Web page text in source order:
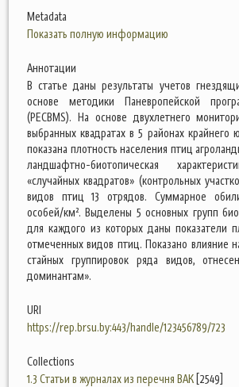
Metadata
Показать полную информацию
Аннотации
В статье даны результаты учетов
основе методики Паневропейской
(PECBMS). На основе двухлетнего
выбранных квадратах в 5 районах крайнего
показана плотность населения птиц
ландшафтно-биотопическая
«случайных квадратов» (контрольных
видов птиц 13 отрядов. Суммарное
особей/км². Выделены 5 основных групп
для каждого из которых даны показатели
отмеченных видов птиц. Показано влияние
стайных группировок ряда видов,
доминантам».
URI
https://rep.brsu.by:443/handle/123456789/723
Collections
1.3 Статьи в журналах из перечня ВАК [2549]